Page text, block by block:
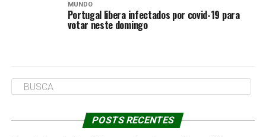
MUNDO
Portugal libera infectados por covid-19 para
votar neste domingo
POSTS RECENTES